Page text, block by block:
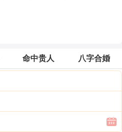
命中贵人 八字合婚